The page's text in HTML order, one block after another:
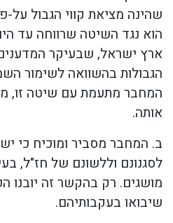
שהינה מציאת קווי הגבול על-
הוא נגד השיטה שרווחה עד
ארץ ישראל, שבעיקר
הגבולות בהשוואה לשימור
המחבר מתעמת עם שיטה זו,
אותה.
ב. המחבר מסביר ומוכיח כי
לסגנונם וללשונם של חז"ל,
מושגים. רק בהקשר זה יובנו
שיבואו בעקבותיהם.